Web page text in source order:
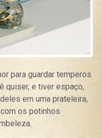
para guardar temperos
quiser, e tiver espaço,
em uma prateleira,
os potinhos